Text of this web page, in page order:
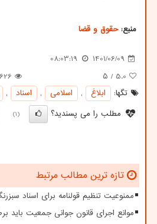
منبع:حقوق و قضا
1401/06/09
08:03:19
5.0 / ۵
626
تگها:
ابلاغ , اسلامی , اسناد ,
مطلب را می پسندید؟
(1)
تازه ترین مطالب مرتبط
ممنوعیت تنظیم قولنامه برای اسناد
موانع اجرای قانون جوانی جمعیت باید